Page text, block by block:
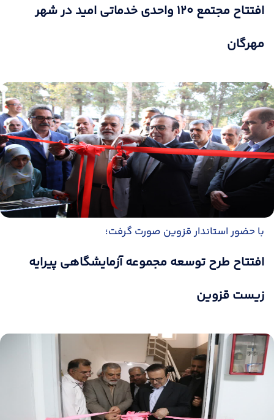
افتتاح مجتمع ۱۲۰ واحدی خدماتی امید در شهر
مهرگان
با حضور استاندار قزوین صورت گرفت؛
افتتاح طرح توسعه مجموعه آزمایشگاهی پیرایه
زیست قزوین